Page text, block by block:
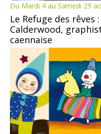
Du Mardi 4 au Samedi 29
Le Refuge des rêves
Calderwood,
caennaise